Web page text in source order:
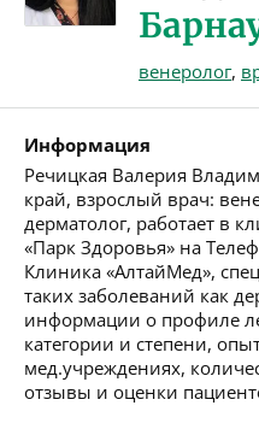
венеролог,
Информация
Речицкая Валерия
край, взрослый врач:
дерматолог, работает в
«Парк Здоровья» на
Клиника «АлтайМед»,
таких заболеваний как
информации о профиле
категории и степени,
мед.учреждениях,
отзывы и оценки